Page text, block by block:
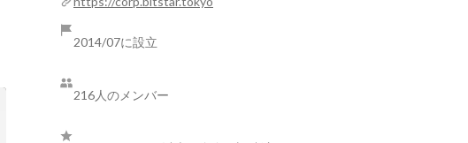
2014/07に設立
216人のメンバー